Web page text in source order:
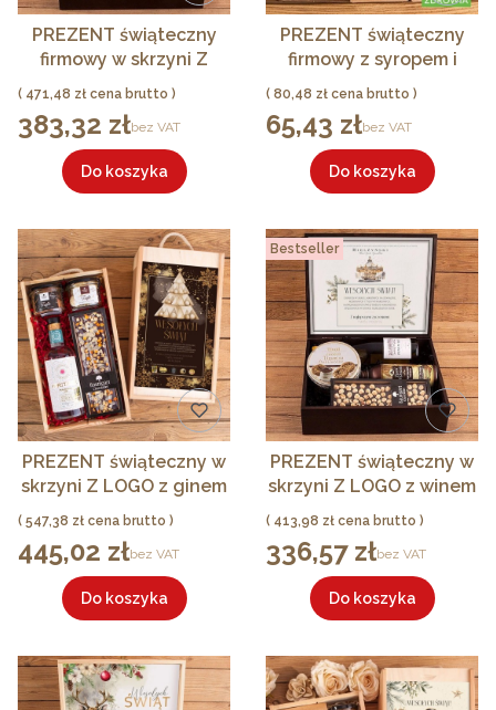
PREZENT świąteczny
firmowy w skrzyni Z
LOGO z winem Chianti
Classico PREMIUM
Cena
471,48 zł
Cena
383,32 złbez VAT
Do koszyka
PREZENT świąteczny
firmowy z syropem i
słodyczami zestaw
czekoladowo-kawowy
MN
Cena
80,48 zł
Cena
65,43 złbez VAT
Do koszyka
PREZENT świąteczny w
skrzyni Z LOGO z ginem
najlepszym na świecie
Cena
547,38 zł
Cena
445,02 złbez VAT
Do koszyka
Bestseller
PREZENT świąteczny w
skrzyni Z LOGO z winem
Pennautier Viognier
Cena
413,98 zł
Cena
336,57 złbez VAT
Do koszyka